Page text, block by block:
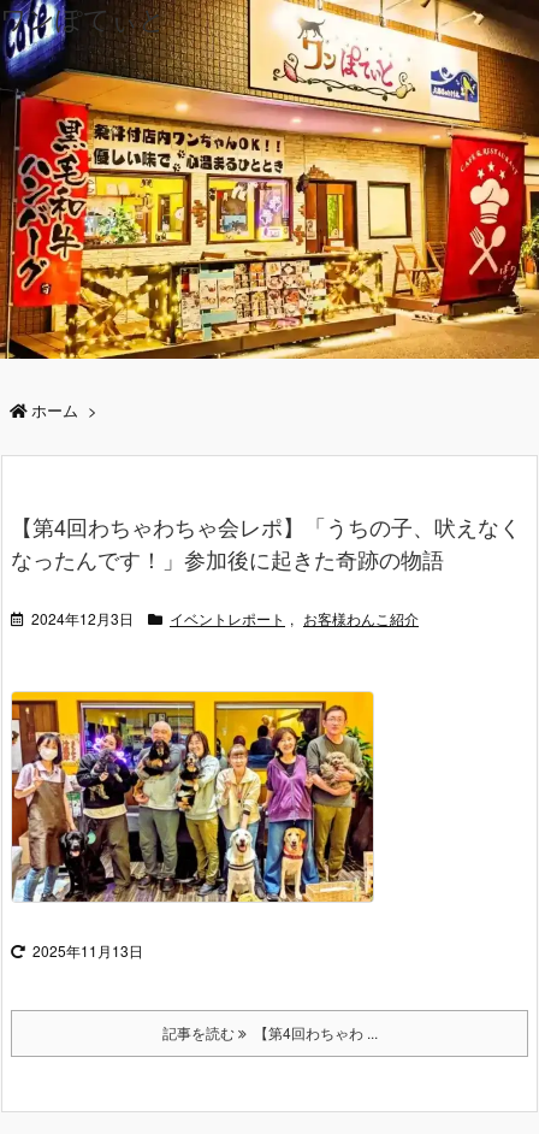
ワンぽてぃと
ホーム >
【第4回わちゃわちゃ会レポ】「うちの子、吠えなく
なったんです！」参加後に起きた奇跡の物語
2024年12月3日 イベントレポート , お客様わんこ紹介
2025年11月13日
記事を読む 【第4回わちゃわ ...